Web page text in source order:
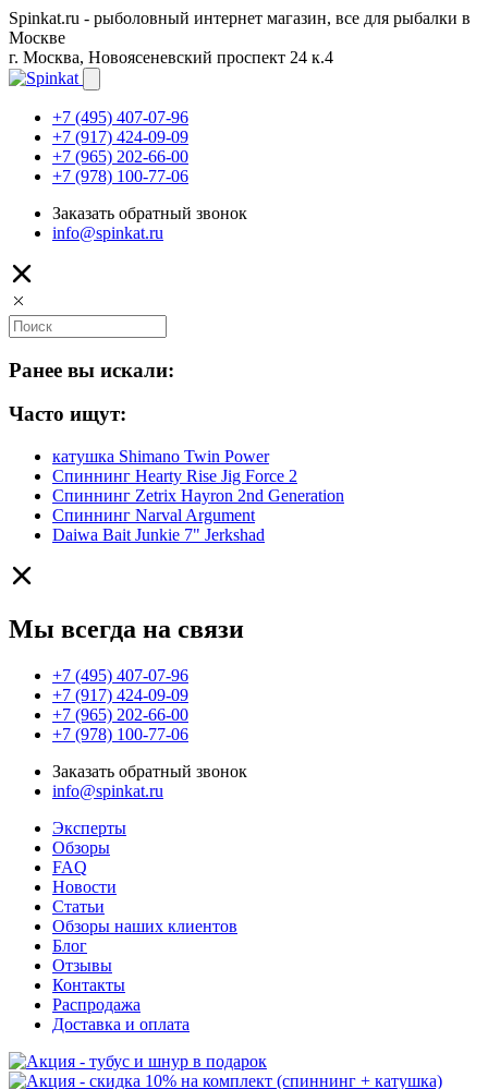
Spinkat.ru - рыболовный интернет магазин, все для рыбалки в
Москве
г. Москва, Новоясеневский проспект 24 к.4
+7 (495) 407-07-96
+7 (917) 424-09-09
+7 (965) 202-66-00
+7 (978) 100-77-06
Заказать обратный звонок
info@spinkat.ru
Ранее вы искали:
Часто ищут:
катушка Shimano Twin Power
Спиннинг Hearty Rise Jig Force 2
Спиннинг Zetrix Hayron 2nd Generation
Спиннинг Narval Argument
Daiwa Bait Junkie 7" Jerkshad
Мы всегда на связи
+7 (495) 407-07-96
+7 (917) 424-09-09
+7 (965) 202-66-00
+7 (978) 100-77-06
Заказать обратный звонок
info@spinkat.ru
Эксперты
Обзоры
FAQ
Новости
Статьи
Обзоры наших клиентов
Блог
Отзывы
Контакты
Распродажа
Доставка и оплата